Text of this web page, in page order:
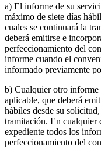
a) El informe de su
máximo de siete días
cuales se continuará la
deberá emitirse e
perfeccionamiento del
informe cuando el
informado previamente
b) Cualquier otro informe
aplicable, que deberá
hábiles desde su
tramitación. En cualquier
expediente todos los
perfeccionamiento del